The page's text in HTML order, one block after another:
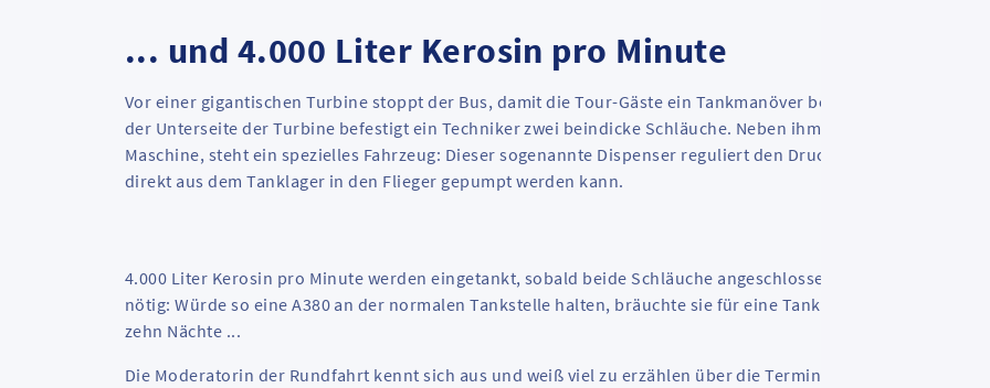
... und 4.000 Liter Kerosin pro Minute
Vor einer gigantischen Turbine stoppt der Bus, damit die Tour-Gäste ein Tankmanöver beobachten können.
der Unterseite der Turbine befestigt ein Techniker zwei beindicke Schläuche. Neben ihm, unter dem Flügel
Maschine, steht ein spezielles Fahrzeug: Dieser sogenannte Dispenser reguliert den Druck, damit der
direkt aus dem Tanklager in den Flieger gepumpt werden kann.
4.000 Liter Kerosin pro Minute werden eingetankt, sobald beide Schläuche angeschlossen sind. Das Tempo
nötig: Würde so eine A380 an der normalen Tankstelle halten, bräuchte sie für eine Tankfüllung zehn Tage
zehn Nächte ...
Die Moderatorin der Rundfahrt kennt sich aus und weiß viel zu erzählen über die Terminals, Start- und